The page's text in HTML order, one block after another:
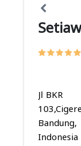
Jl BKR
Bandung,
Indonesia